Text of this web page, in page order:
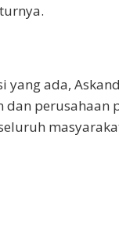
yang ada,
dan perusahaan